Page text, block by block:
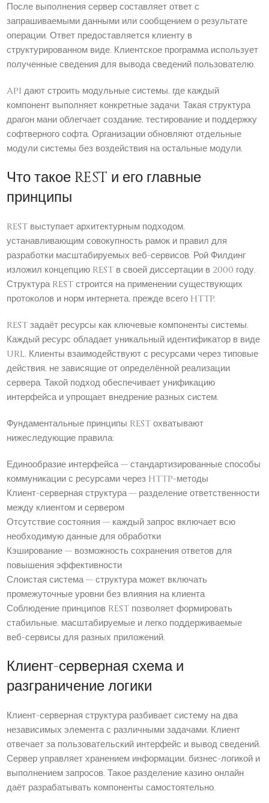
После выполнения сервер составляет ответ с
запрашиваемыми данными или сообщением о результате
операции. Ответ предоставляется клиенту в
структурированном виде. Клиентское программа использует
полученные сведения для вывода сведений пользователю.
API дают строить модульные системы, где каждый
компонент выполняет конкретные задачи. Такая структура
драгон мани облегчает создание, тестирование и поддержку
софтверного софта. Организации обновляют отдельные
модули системы без воздействия на остальные модули.
Что такое REST и его главные
принципы
REST выступает архитектурным подходом,
устанавливающим совокупность рамок и правил для
разработки масштабируемых веб-сервисов. Рой Филдинг
изложил концепцию REST в своей диссертации в 2000 году.
Структура REST строится на применении существующих
протоколов и норм интернета, прежде всего HTTP.
REST задаёт ресурсы как ключевые компоненты системы.
Каждый ресурс обладает уникальный идентификатор в виде
URL. Клиенты взаимодействуют с ресурсами через типовые
действия, не зависящие от определённой реализации
сервера. Такой подход обеспечивает унификацию
интерфейса и упрощает внедрение разных систем.
Фундаментальные принципы REST охватывают
нижеследующие правила:
Единообразие интерфейса — стандартизированные способы
коммуникации с ресурсами через HTTP-методы
Клиент-серверная структура — разделение ответственности
между клиентом и сервером
Отсутствие состояния — каждый запрос включает всю
необходимую данные для обработки
Кэширование — возможность сохранения ответов для
повышения эффективности
Слоистая система — структура может включать
промежуточные уровни без влияния на клиента
Соблюдение принципов REST позволяет формировать
стабильные, масштабируемые и легко поддерживаемые
веб-сервисы для разных приложений.
Клиент-серверная схема и
разграничение логики
Клиент-серверная структура разбивает систему на два
независимых элемента с различными задачами. Клиент
отвечает за пользовательский интерфейс и вывод сведений.
Сервер управляет хранением информации, бизнес-логикой и
выполнением запросов. Такое разделение казино онлайн
даёт разрабатывать компоненты самостоятельно.